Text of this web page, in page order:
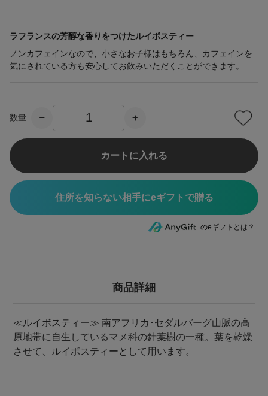
ラフランスの芳醇な香りをつけたルイボスティー
ノンカフェインなので、小さなお子様はもちろん、カフェインを
気にされている方も安心してお飲みいただくことができます。
数量
カートに入れる
住所を知らない相手にeギフトで贈る
のeギフトとは？
商品詳細
≪ルイボスティー≫ 南アフリカ･セダルバーグ山脈の高
原地帯に自生しているマメ科の針葉樹の一種。葉を乾燥
させて、ルイボスティーとして用います。